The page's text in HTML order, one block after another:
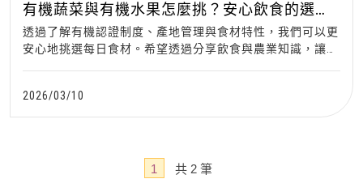
有機蔬菜與有機水果怎麼挑？安心飲食的選購
指南
透過了解有機認證制度、產地管理與食材特性，我們可以更
安心地挑選每日食材。希望透過分享飲食與農業知識，讓更
2026/03/10
1 共 2 筆